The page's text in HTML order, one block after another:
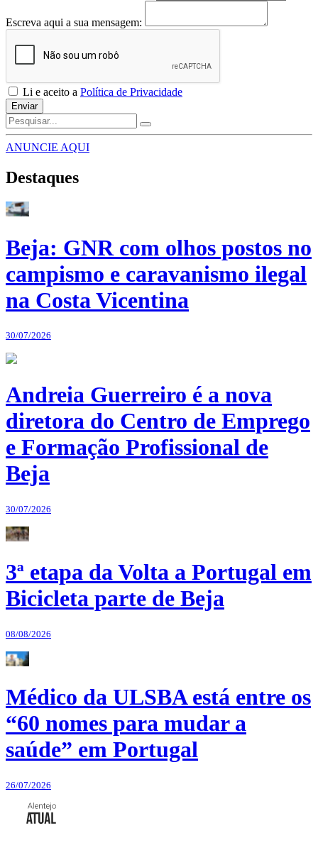
Escreva aqui a sua mensagem:
Li e aceito a Política de Privacidade
Enviar
ANUNCIE AQUI
Destaques
Beja: GNR com olhos postos no
campismo e caravanismo ilegal
na Costa Vicentina
30/07/2026
Andreia Guerreiro é a nova
diretora do Centro de Emprego
e Formação Profissional de
Beja
30/07/2026
3ª etapa da Volta a Portugal em
Bicicleta parte de Beja
08/08/2026
Médico da ULSBA está entre os
“60 nomes para mudar a
saúde” em Portugal
26/07/2026